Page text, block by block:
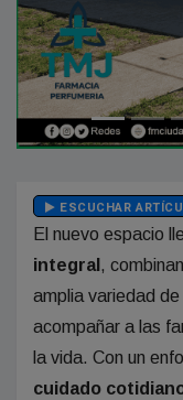
ESCUCHAR
El nuevo espacio
integral ,
amplia variedad
acompañar a las
la vida. Con un
cuidado